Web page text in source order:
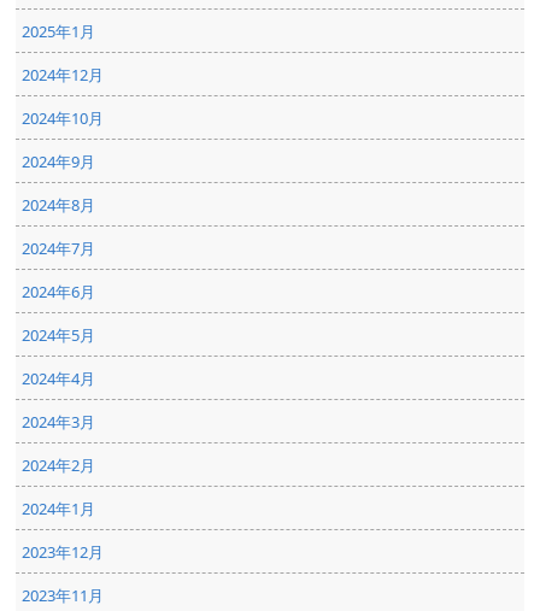
2025年1月
2024年12月
2024年10月
2024年9月
2024年8月
2024年7月
2024年6月
2024年5月
2024年4月
2024年3月
2024年2月
2024年1月
2023年12月
2023年11月